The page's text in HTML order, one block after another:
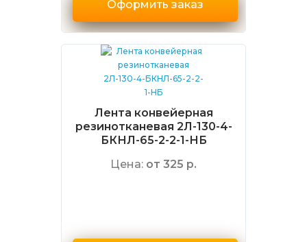
Оформить заказ
Лента конвейерная
резинотканевая 2Л-130-4-
БКНЛ-65-2-2-1-НБ
Цена: от 325 р.